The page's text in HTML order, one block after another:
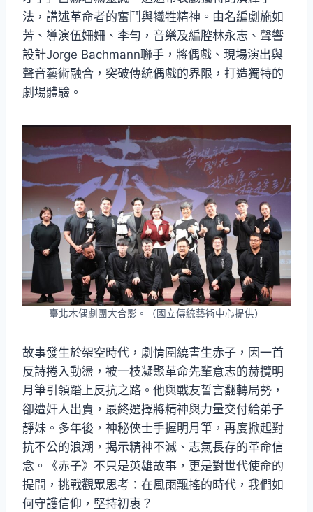
法，講述革命者的奮鬥與犧牲精神。由名編劇施如
芳、導演伍姍姍、李勻，音樂及編腔林永志、聲響
設計Jorge Bachmann聯手，將偶戲、現場演出與
聲音藝術融合，突破傳統偶戲的界限，打造獨特的
劇場體驗。
臺北木偶劇團大合影。（國立傳統藝術中心提供）
故事發生於架空時代，劇情圍繞書生赤子，因一首
反詩捲入動盪，被一枝凝聚革命先輩意志的赫攬明
月筆引領踏上反抗之路。他與戰友誓言翻轉局勢，
卻遭奸人出賣，最終選擇將精神與力量交付給弟子
靜妹。多年後，神秘俠士手握明月筆，再度掀起對
抗不公的浪潮，揭示精神不滅、志氣長存的革命信
念。《赤子》不只是英雄故事，更是對世代使命的
提問，挑戰觀眾思考：在風雨飄搖的時代，我們如
何守護信仰，堅持初衷？